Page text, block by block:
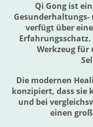
Qi Gong ist
Gesunderhaltungs-
verfügt über
Werkzeug für
Die modernen
konzipiert, dass sie
und bei
einen